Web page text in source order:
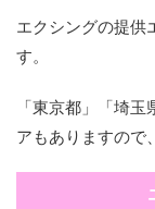
エクシングの提供
す。
「東京都」「埼
アもありますので